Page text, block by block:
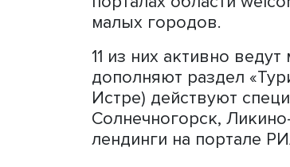
Были изучены
включающим
гостям, наличие и
рекреациях,
спорта, семейного